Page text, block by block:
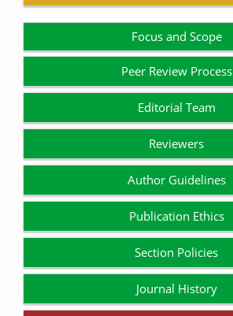
Focus and Scope
Peer Review Process
Editorial Team
Reviewers
Author Guidelines
Publication Ethics
Section Policies
Journal History